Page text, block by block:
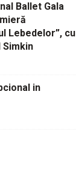
Ballet Gala
Lebedelor”, cu
Simkin
in